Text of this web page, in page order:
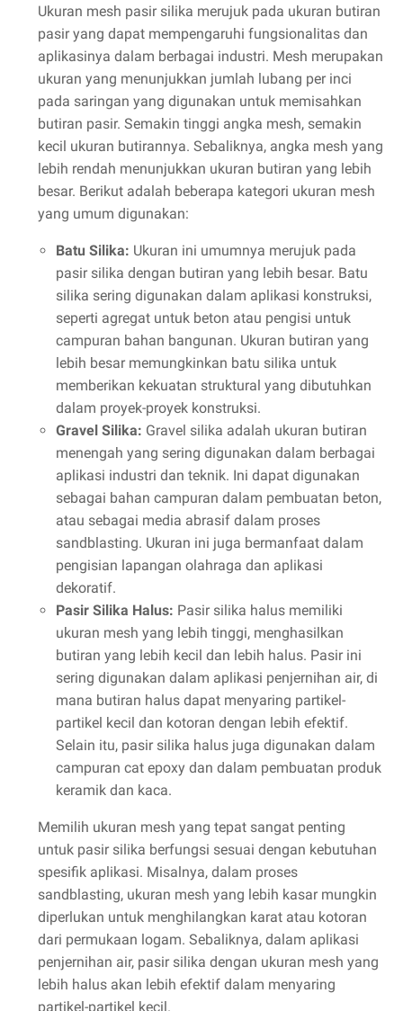
Ukuran mesh pasir silika merujuk pada ukuran butiran
pasir yang dapat mempengaruhi fungsionalitas dan
aplikasinya dalam berbagai industri. Mesh merupakan
ukuran yang menunjukkan jumlah lubang per inci
pada saringan yang digunakan untuk memisahkan
butiran pasir. Semakin tinggi angka mesh, semakin
kecil ukuran butirannya. Sebaliknya, angka mesh yang
lebih rendah menunjukkan ukuran butiran yang lebih
besar. Berikut adalah beberapa kategori ukuran mesh
yang umum digunakan:
Batu Silika: Ukuran ini umumnya merujuk pada
pasir silika dengan butiran yang lebih besar. Batu
silika sering digunakan dalam aplikasi konstruksi,
seperti agregat untuk beton atau pengisi untuk
campuran bahan bangunan. Ukuran butiran yang
lebih besar memungkinkan batu silika untuk
memberikan kekuatan struktural yang dibutuhkan
dalam proyek-proyek konstruksi.
Gravel Silika: Gravel silika adalah ukuran butiran
menengah yang sering digunakan dalam berbagai
aplikasi industri dan teknik. Ini dapat digunakan
sebagai bahan campuran dalam pembuatan beton,
atau sebagai media abrasif dalam proses
sandblasting. Ukuran ini juga bermanfaat dalam
pengisian lapangan olahraga dan aplikasi
dekoratif.
Pasir Silika Halus: Pasir silika halus memiliki
ukuran mesh yang lebih tinggi, menghasilkan
butiran yang lebih kecil dan lebih halus. Pasir ini
sering digunakan dalam aplikasi penjernihan air, di
mana butiran halus dapat menyaring partikel-
partikel kecil dan kotoran dengan lebih efektif.
Selain itu, pasir silika halus juga digunakan dalam
campuran cat epoxy dan dalam pembuatan produk
keramik dan kaca.
Memilih ukuran mesh yang tepat sangat penting
untuk pasir silika berfungsi sesuai dengan kebutuhan
spesifik aplikasi. Misalnya, dalam proses
sandblasting, ukuran mesh yang lebih kasar mungkin
diperlukan untuk menghilangkan karat atau kotoran
dari permukaan logam. Sebaliknya, dalam aplikasi
penjernihan air, pasir silika dengan ukuran mesh yang
lebih halus akan lebih efektif dalam menyaring
partikel-partikel kecil.